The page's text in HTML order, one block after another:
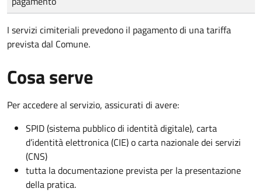
I servizi cimiteriali prevedono il pagamento di una tariffa
prevista dal Comune.
Cosa serve
Per accedere al servizio, assicurati di avere:
SPID (sistema pubblico di identità digitale), carta
d’identità elettronica (CIE) o carta nazionale dei servizi
(CNS)
tutta la documentazione prevista per la presentazione
della pratica.